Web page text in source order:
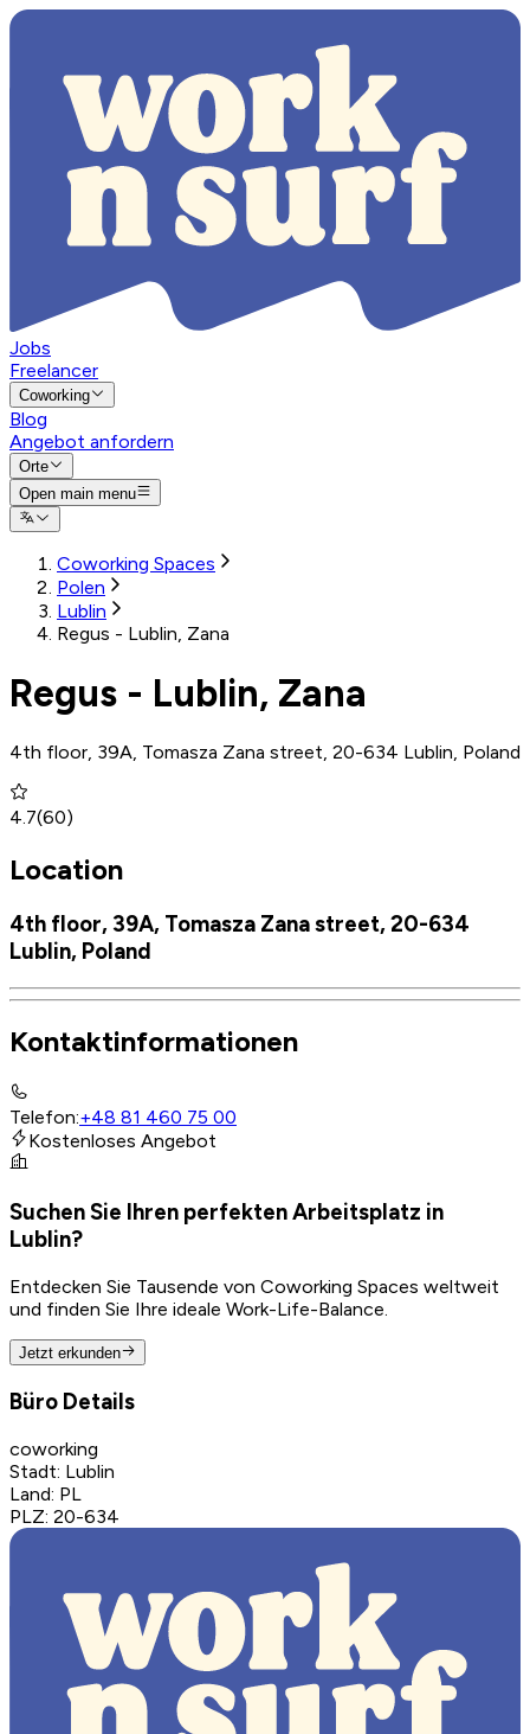
Jobs
Freelancer
Coworking
Blog
Angebot anfordern
Orte
Open main menu
Coworking Spaces
Polen
Lublin
Regus - Lublin, Zana
Regus - Lublin, Zana
4th floor, 39A, Tomasza Zana street, 20-634 Lublin, Poland
4.7(60)
Location
4th floor, 39A, Tomasza Zana street, 20-634
Lublin, Poland
Kontaktinformationen
Telefon:+48 81 460 75 00
Kostenloses Angebot
Suchen Sie Ihren perfekten Arbeitsplatz in
Lublin?
Entdecken Sie Tausende von Coworking Spaces weltweit
und finden Sie Ihre ideale Work-Life-Balance.
Jetzt erkunden
Büro Details
coworking
Stadt: Lublin
Land: PL
PLZ: 20-634